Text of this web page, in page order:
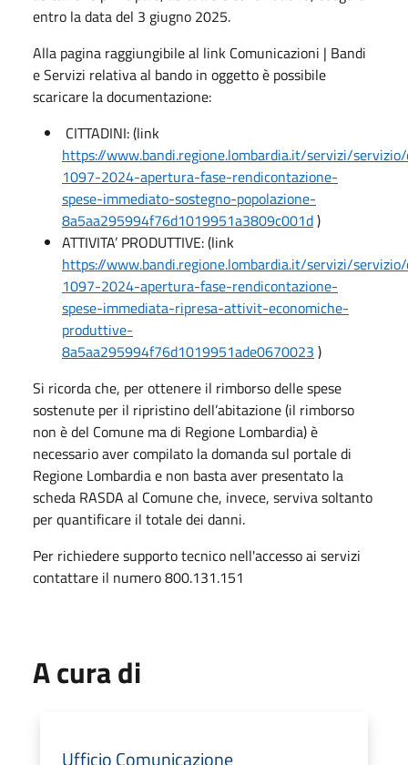
entro la data del 3 giugno 2025.
Alla pagina raggiungibile al link Comunicazioni | Bandi
e Servizi relativa al bando in oggetto è possibile
scaricare la documentazione:
CITTADINI: (link
https://www.bandi.regione.lombardia.it/servizi/
1097-2024-apertura-fase-rendicontazione-
spese-immediato-sostegno-popolazione-
8a5aa295994f76d1019951a3809c001d)
ATTIVITA’ PRODUTTIVE: (link
https://www.bandi.regione.lombardia.it/servizi/
1097-2024-apertura-fase-rendicontazione-
spese-immediata-ripresa-attivit-economiche-
produttive-
8a5aa295994f76d1019951ade0670023 )
Si ricorda che, per ottenere il rimborso delle spese
sostenute per il ripristino dell’abitazione (il rimborso
non è del Comune ma di Regione Lombardia) è
necessario aver compilato la domanda sul portale di
Regione Lombardia e non basta aver presentato la
scheda RASDA al Comune che, invece, serviva soltanto
per quantificare il totale dei danni.
Per richiedere supporto tecnico nell'accesso ai servizi
contattare il numero 800.131.151
A cura di
Ufficio Comunicazione